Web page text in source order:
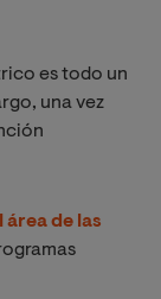
es todo un
una vez
de las